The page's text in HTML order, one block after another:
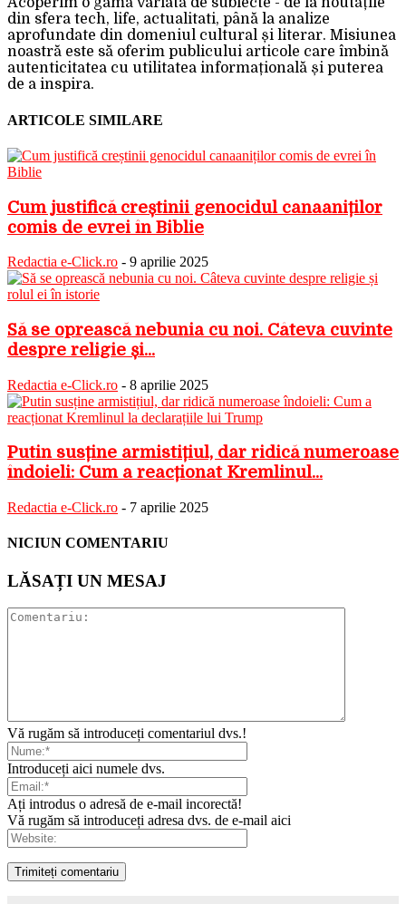
din sfera tech, life, actualitati, până la analize
aprofundate din domeniul cultural și literar. Misiunea
noastră este să oferim publicului articole care îmbină
autenticitatea cu utilitatea informațională și puterea
de a inspira.
ARTICOLE SIMILARE
Cum justifică creștinii genocidul canaaniților
comis de evrei în Biblie
Redactia e-Click.ro - 9 aprilie 2025
Să se oprească nebunia cu noi. Câteva cuvinte
despre religie și...
Redactia e-Click.ro - 8 aprilie 2025
Putin susține armistițiul, dar ridică numeroase
îndoieli: Cum a reacționat Kremlinul...
Redactia e-Click.ro - 7 aprilie 2025
NICIUN COMENTARIU
LĂSAȚI UN MESAJ
Vă rugăm să introduceți comentariul dvs.!
Introduceți aici numele dvs.
Ați introdus o adresă de e-mail incorectă!
Vă rugăm să introduceți adresa dvs. de e-mail aici